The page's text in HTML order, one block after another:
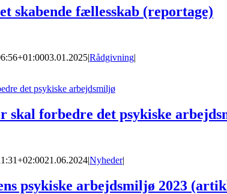
skabende fællesskab (reportage)
03.01.2025|Rådgivning|
det psykiske arbejdsmiljø
skal forbedre det psykiske
21.06.2024|Nyheder|
psykiske arbejdsmiljø 2023